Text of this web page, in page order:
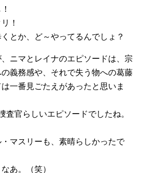
！
とか、ど～やってるんでしょ？
ニマとレイナのエピソードは、宗
義務感や、それで失う物への葛藤
一番見ごたえがあったと思いま
査官らしいエピソードでしたね。
マスリーも、素晴らしかったで
あ。（笑）